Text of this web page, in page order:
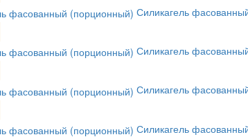
Силикагель
Силикагель
Силикагель
Силикагель